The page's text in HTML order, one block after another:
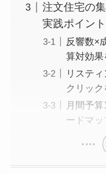
注文住宅の
実践ポイント
反響数×
算対効果
リステ
クリッ
月間予
ードマ